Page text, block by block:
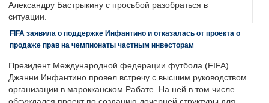
Александру Бастрыкину с просьбой разобраться в
ситуации.
FIFA заявила о поддержке Инфантино и отказалась от проекта о
продаже прав на чемпионаты частным инвесторам
Президент Международной федерации футбола (FIFA)
Джанни Инфантино провел встречу с высшим руководством
организации в марокканском Рабате. На ней в том числе